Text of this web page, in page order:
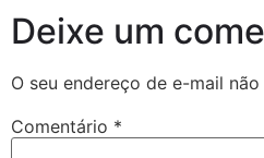
Deixe um
O seu endereço de e-mail
Comentário *